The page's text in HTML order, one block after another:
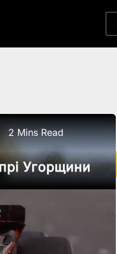
2 Mins Read
Угорщини